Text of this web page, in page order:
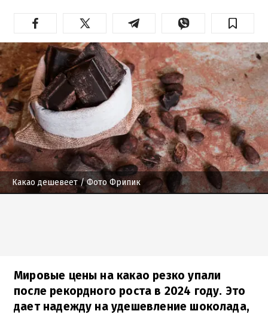
Какао дешевеет/ Фото Фрипик
Мировые цены на какао резко упали
после рекордного роста в 2024 году. Это
дает надежду на удешевление шоколада,